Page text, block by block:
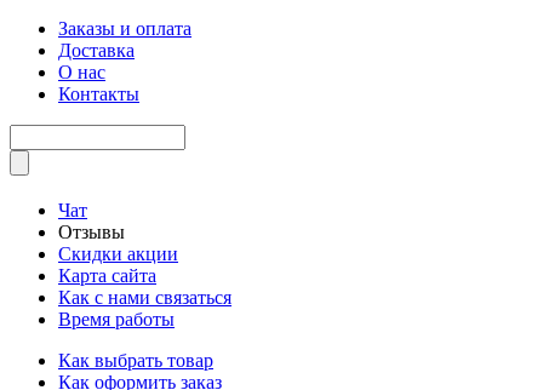
Заказы и оплата
Доставка
О нас
Контакты
Чат
Отзывы
Скидки акции
Карта сайта
Как с нами связаться
Время работы
Как выбрать товар
Как оформить заказ